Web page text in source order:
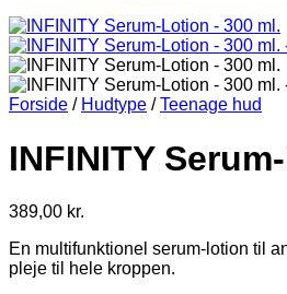
Forside / Hudtype / Teenage hud
INFINITY
389,00 kr.
En multifunktionel serum‑lotion til
pleje til hele kroppen.